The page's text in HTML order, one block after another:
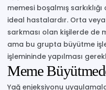
memesi boşalmış
ideal hastalardır. Orta
sarkması olan kişilerde de
ama bu grupta büyütme
işlemininde yapılması
Meme
Yağ enjeksiyonu